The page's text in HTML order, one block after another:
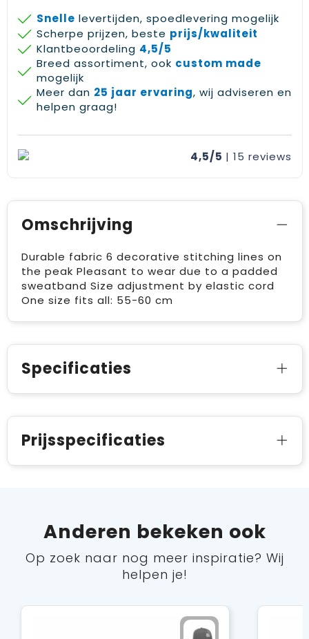
Snelle levertijden, spoedlevering mogelijk
Scherpe prijzen, beste prijs/kwaliteit
Klantbeoordeling 4,5/5
Breed assortiment, ook custom made
mogelijk
Meer dan 25 jaar ervaring, wij adviseren en
helpen graag!
4,5/5 | 15 reviews
Omschrijving
Durable fabric 6 decorative stitching lines on
the peak Pleasant to wear due to a padded
sweatband Size adjustment by elastic cord
One size fits all: 55-60 cm
Specificaties
Prijsspecificaties
Anderen bekeken ook
Op zoek naar nog meer inspiratie? Wij
helpen je!